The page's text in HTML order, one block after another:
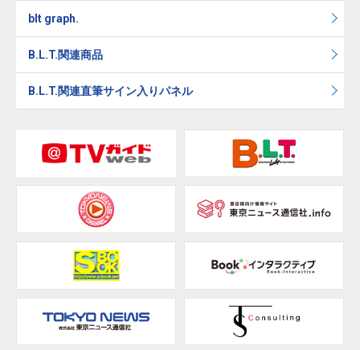
blt graph.
B.L.T.関連商品
B.L.T.関連直筆サイン入りパネル